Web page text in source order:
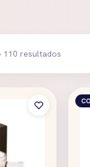
110 resultados